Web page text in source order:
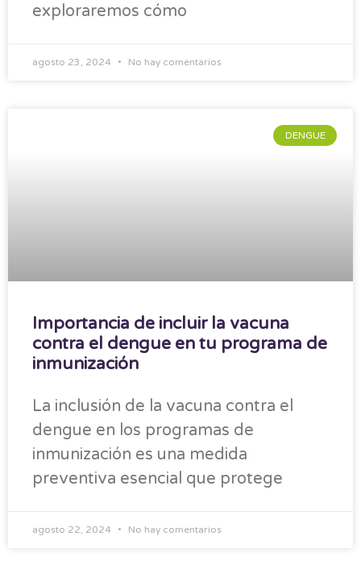
exploraremos cómo
agosto 23, 2024 No hay comentarios
DENGUE
Importancia de incluir la vacuna
contra el dengue en tu programa de
inmunización
La inclusión de la vacuna contra el
dengue en los programas de
inmunización es una medida
preventiva esencial que protege
agosto 22, 2024 No hay comentarios